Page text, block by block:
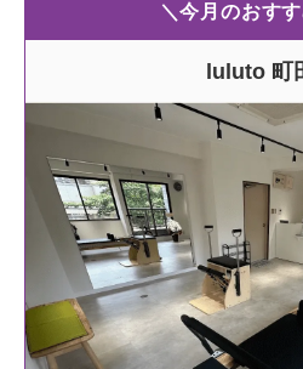
＼今月のおす
luluto 町